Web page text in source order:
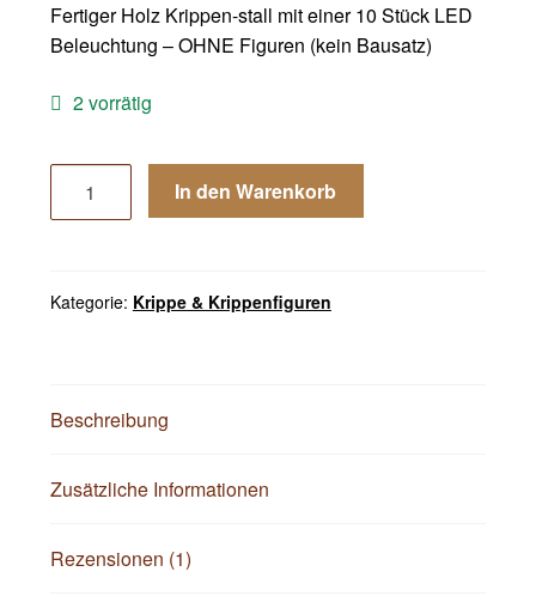
Fertiger Holz Krippen-stall mit einer 10 Stück LED
Beleuchtung – OHNE Figuren (kein Bausatz)
2 vorrätig
Weihnachtskrippe
LED
Stunden
Stall
Menge
In den Warenkorb
Kategorie: Krippe & Krippenfiguren
Beschreibung
Zusätzliche Informationen
Rezensionen (1)